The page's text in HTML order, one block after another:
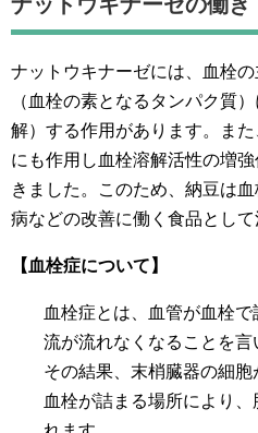
ナットウキナーゼには、血栓
（血栓の素となるタンパク質
解）する作用があります。ま
にも作用し血栓溶解活性の増
きました。このため、納豆は
病などの改善に働く食品として
【血栓症について】
血栓症とは、血管が血栓
流が流れなくなることを言
その結果、末梢臓器の細胞
血栓が詰まる場所により